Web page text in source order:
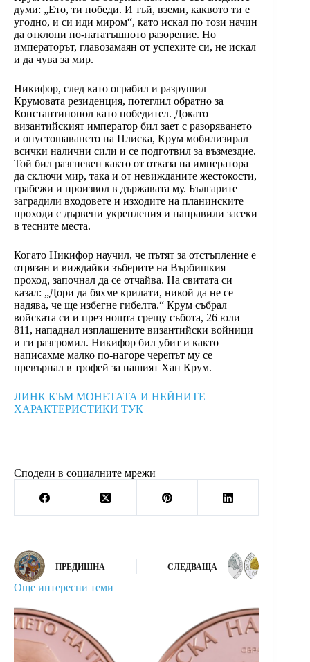
думи: „Ето, ти победи. И тъй, вземи, каквото ти е
угодно, и си иди миром“, като искал по този начин
да отклони по-нататъшното разорение. Но
императорът, главозамаян от успехите си, не искал
и да чува за мир.
Никифор, след като ограбил и разрушил
Крумовата резиденция, потеглил обратно за
Константинопол като победител. Докато
византийският император бил зает с разоряването
и опустошаването на Плиска, Крум мобилизирал
всички налични сили и се подготвил за възмездие.
Той бил разгневен както от отказа на императора
да сключи мир, така и от невижданите жестокости,
грабежи и произвол в държавата му. Българите
заградили входовете и изходите на планинските
проходи с дървени укрепления и направили засеки
в тесните места.
Когато Никифор научил, че пътят за отстъпление е
отрязан и виждайки зъберите на Върбишкия
проход, започнал да се отчайва. На свитата си
казал: „Дори да бяхме крилати, никой да не се
надява, че ще избегне гибелта.“ Крум събрал
войската си и през нощта срещу събота, 26 юли
811, нападнал изплашените византийски войници
и ги разгромил. Никифор бил убит и както
написахме малко по-нагоре черепът му се
превърнал в трофей за нашият Хан Крум.
ЛИНК КЪМ МОНЕТАТА И НЕЙНИТЕ
ХАРАКТЕРИСТИКИ ТУК
Сподели в социалните мрежи
ПРЕДИШНА СЛЕДВАЩА
Още интересни теми